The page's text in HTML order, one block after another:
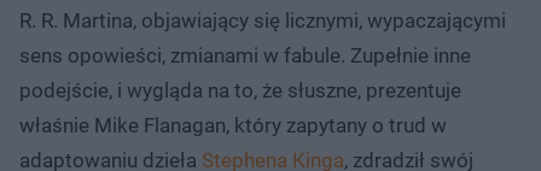
R. R. Martina, objawiający się licznymi, wypaczającymi
sens opowieści, zmianami w fabule. Zupełnie inne
podejście, i wygląda na to, że słuszne, prezentuje
właśnie Mike Flanagan, który zapytany o trud w
adaptowaniu dzieła Stephena Kinga, zdradził swój